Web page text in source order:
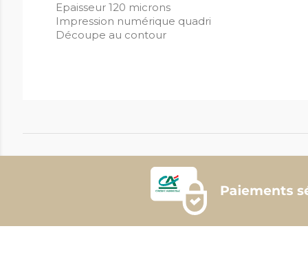
Epaisseur 120 microns
Impression numérique quadri
Découpe au contour